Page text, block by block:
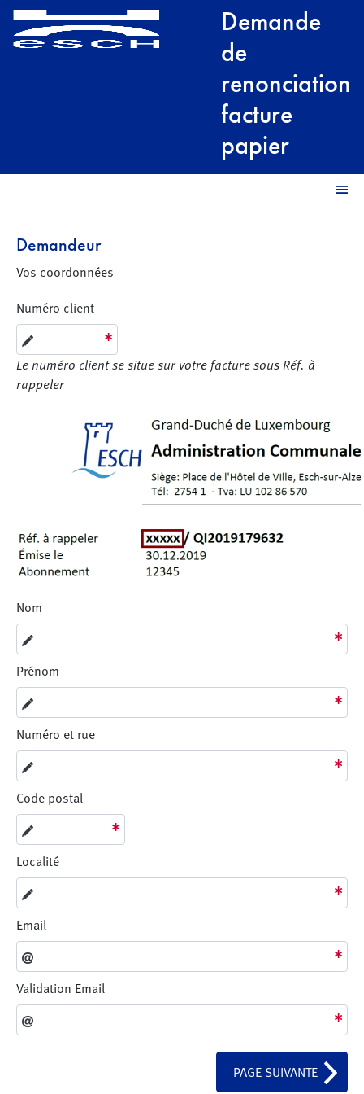
Demande
de
renonciation
facture
papier
Demandeur
Vos coordonnées
Numéro client
Le numéro client se situe sur votre facture sous Réf. à
rappeler
Nom
Prénom
Numéro et rue
Code postal
Localité
Email
Validation Email
PAGE SUIVANTE